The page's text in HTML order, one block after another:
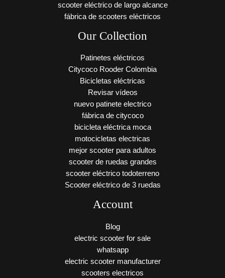
scooter eléctrico de largo alcance
fábrica de scooters eléctricos
Our Collection
Patinetes eléctricos
Citycoco Rooder Colombia
Bicicletas eléctricas
Revisar vídeos
nuevo patinete electrico
fábrica de citycoco
bicicleta eléctrica moca
motocicletas electricas
mejor scooter para adultos
scooter de ruedas grandes
scooter eléctrico todoterreno
Scooter eléctrico de 3 ruedas
Account
Blog
electric scooter for sale
whatsapp
electric scooter manufacturer
scooters electricos